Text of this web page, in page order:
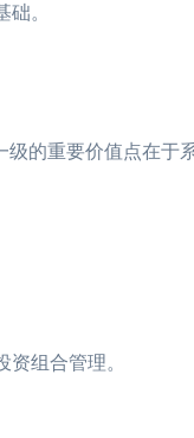
。
的重要价值点在于
组合管理。